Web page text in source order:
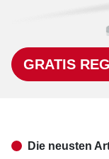
GRATIS
Die neusten